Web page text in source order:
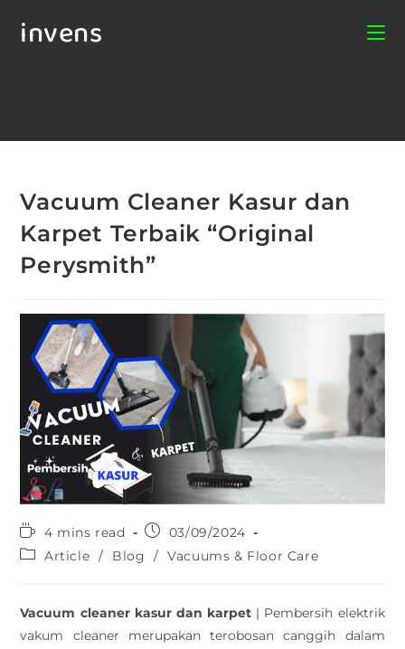
invens
Vacuum Cleaner Kasur dan
Karpet Terbaik “Original
Perysmith”
4 mins read
03/09/2024
Article / Blog / Vacuums & Floor Care
Vacuum cleaner kasur dan karpet | Pembersih elektrik
vakum cleaner merupakan terobosan canggih dalam